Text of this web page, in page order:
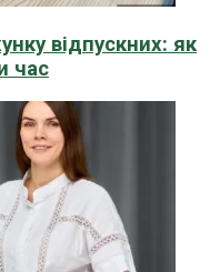
відпускних: як
час